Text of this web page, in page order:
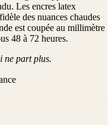
Les encres latex
des nuances chaudes
est coupée au millimètre
48 à 72 heures.
ne part plus.